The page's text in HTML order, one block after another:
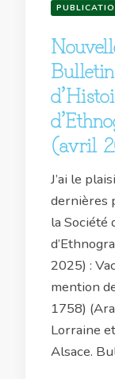
(avril
J’ai le
dernières
la Société
2025) :
mention
1758)
Lorraine
Alsace.